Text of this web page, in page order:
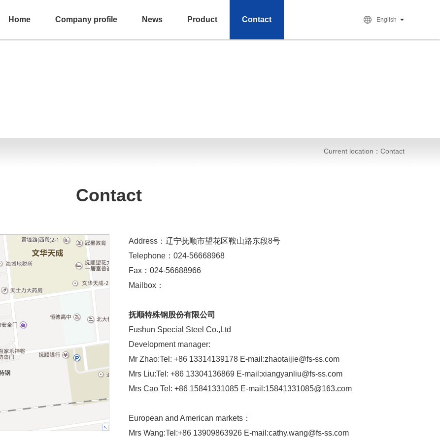
Home Company profile News Product Contact English
Current location： Contact
Contact
Address：辽宁抚顺市望花区鞍山路东段8号
Telephone：024-56668968
Fax：024-56688966
Mailbox：
抚顺特殊钢股份有限公司
Fushun Special Steel Co.,Ltd
Development manager:
Mr Zhao:Tel: +86 13314139178 E-mail:zhaotaijie@fs-ss.com
Mrs Liu:Tel: +86 13304136869 E-mail:xiangyanliu@fs-ss.com
Mrs Cao Tel: +86 15841331085 E-mail:15841331085@163.com
European and American markets：
Mrs Wang:Tel:+86 13909863926 E-mail:cathy.wang@fs-ss.com